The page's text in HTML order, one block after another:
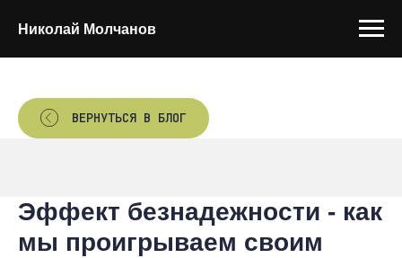
Николай Молчанов
ВЕРНУТЬСЯ В БЛОГ
Эффект безнадежности - как
мы проигрываем своим